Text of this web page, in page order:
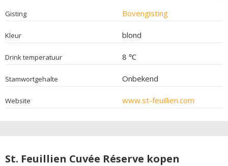
Gisting Bovengisting
Kleur blond
Drink temperatuur 8 ℃
Stamwortgehalte Onbekend
Website www.st-feuillien.com
St. Feuillien Cuvée Réserve kopen